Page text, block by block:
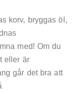
korv, bryggas öl,
med! Om du
eller är
går det bra att